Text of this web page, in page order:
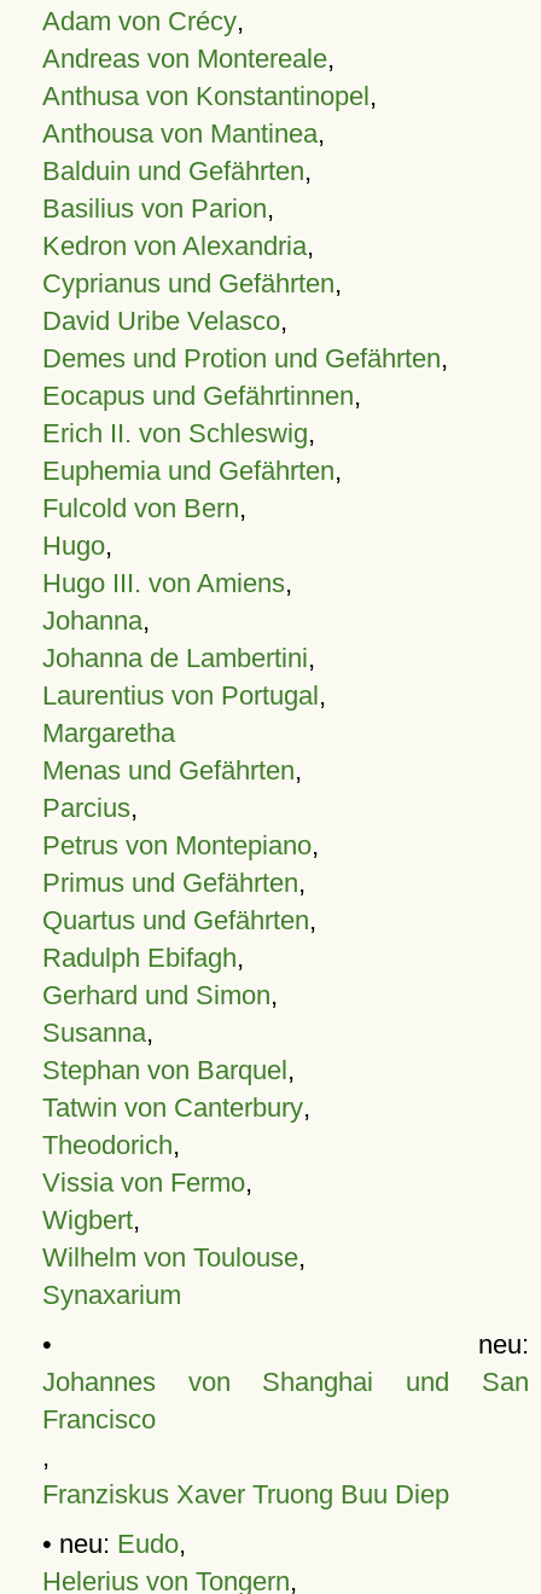
Adam von Crécy,
Andreas von Montereale,
Anthusa von Konstantinopel,
Anthousa von Mantinea,
Balduin und Gefährten,
Basilius von Parion,
Kedron von Alexandria,
Cyprianus und Gefährten,
David Uribe Velasco,
Demes und Protion und Gefährten,
Eocapus und Gefährtinnen,
Erich II. von Schleswig,
Euphemia und Gefährten,
Fulcold von Bern,
Hugo,
Hugo III. von Amiens,
Johanna,
Johanna de Lambertini,
Laurentius von Portugal,
Margaretha
Menas und Gefährten,
Parcius,
Petrus von Montepiano,
Primus und Gefährten,
Quartus und Gefährten,
Radulph Ebifagh,
Gerhard und Simon,
Susanna,
Stephan von Barquel,
Tatwin von Canterbury,
Theodorich,
Vissia von Fermo,
Wigbert,
Wilhelm von Toulouse,
Synaxarium
• neu:
Johannes von Shanghai und San
Francisco
,
Franziskus Xaver Truong Buu Diep
• neu: Eudo,
Helerius von Tongern,